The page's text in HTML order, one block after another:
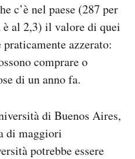
c’è nel paese (287 per
al 2,3) il valore di quei
azzerato:
comprare o
di un anno fa.
di Buenos Aires,
di maggiori
potrebbe essere